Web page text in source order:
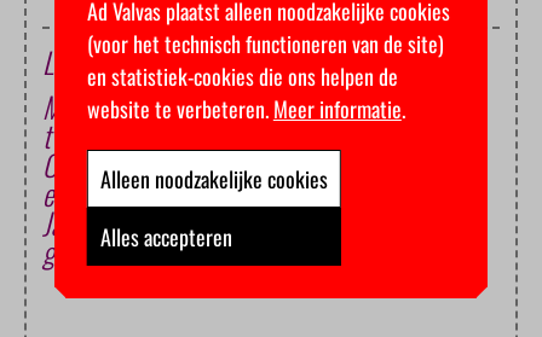
Lees ook
Met dalende studentenaantallen liggen deze
twee gevaren op de loer
Ondernemingsraad klaagt over versnippering
en onduidelijkheid internationalisering
Jaarplan 2026: stevige bezuinigingen en
gedwongen ontslagen
Ad Valvas plaatst alleen noodzakelijke cookies
(voor het technisch functioneren van de site)
en statistiek-cookies die ons helpen de
website te verbeteren.Meer informatie.
Alleen noodzakelijke cookies
Alles accepteren